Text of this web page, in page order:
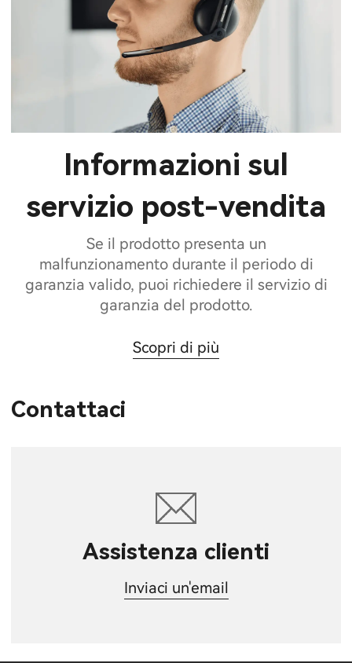
Informazioni sul
servizio post-vendita
Se il prodotto presenta un
malfunzionamento durante il periodo di
garanzia valido, puoi richiedere il servizio di
garanzia del prodotto.
Scopri di più
Contattaci
Assistenza clienti
Inviaci un'email